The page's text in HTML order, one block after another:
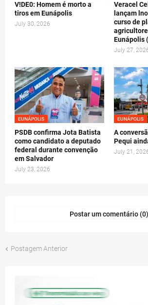
V!DE0: Homem é morto a
tiros em Eunápolis
July 30, 2026
Veracel
lançam
curso de
Eunápolis
July 27,
EUNÁPOLIS
PSDB confirma Jota Batista
como candidato a deputado
federal durante convenção
em Salvador
July 23, 2026
EUNÁPOLIS
A
Pequi
July 21,
Postar um comentário (0)
Postagem Anterior